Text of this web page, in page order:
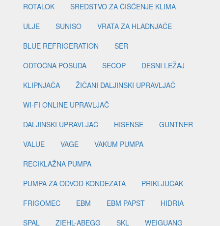
ROTALOK
SREDSTVO ZA ČIŠĆENJE KLIMA
ULJE
SUNISO
VRATA ZA HLADNJAČE
BLUE REFRIGERATION
SER
ODTOČNA POSUDA
SECOP
DESNI LEŽAJ
KLIPNJAČA
ŽIČANI DALJINSKI UPRAVLJAČ
WI-FI ONLINE UPRAVLJAČ
DALJINSKI UPRAVLJAČ
HISENSE
GUNTNER
VALUE
VAGE
VAKUM PUMPA
RECIKLAŽNA PUMPA
PUMPA ZA ODVOD KONDEZATA
PRIKLJUČAK
FRIGOMEC
EBM EBM PAPST
HIDRIA
SPAL
ZIEHL-ABEGG SKL WEIGUANG